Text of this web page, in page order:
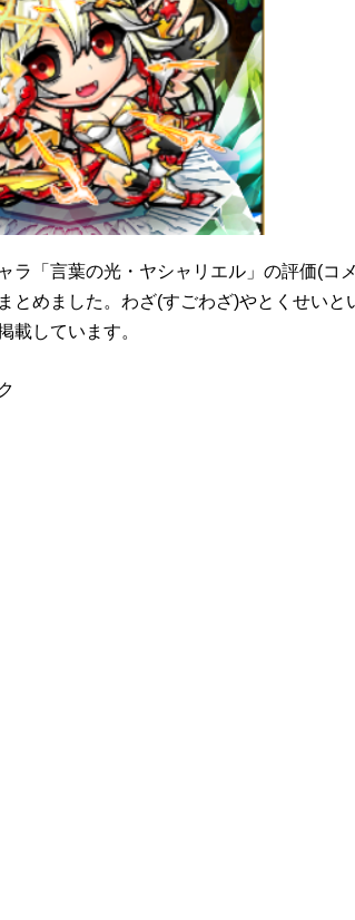
ラ「言葉の光・ヤシャリエル」の評価(コ
とめました。わざ(すごわざ)やとくせいと
載しています。